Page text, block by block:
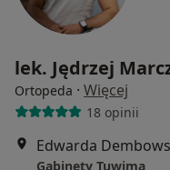
lek. Jędrzej
Ortopeda · Więcej
18 opinii
Edwarda
Gabinety Tuwima